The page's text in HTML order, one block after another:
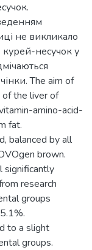
не викликало
курей-несучок у
The aim of
the liver of
amino-acid-
fat.
balanced by all
brown.
significantly
research
groups
to a slight
groups.